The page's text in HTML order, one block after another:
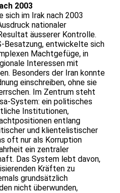
2003
sich im Irak nach 2003
nationaler
äusserer Kontrolle.
Besatzung, entwickelte sich
Machtgefüge, in
Interessen mit
Besonders der Iran konnte
einschreiben, ohne sie
Im Zentrum steht
System: ein politisches
Institutionen,
entlang
und klientelistischer
oft nur als Korruption
ein zentraler
Das System lebt davon,
Kräften zu
grundsätzlich
nicht überwunden,